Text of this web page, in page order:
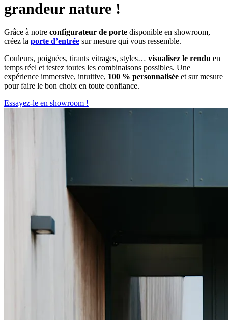
grandeur nature !
Grâce à notre configurateur de porte disponible en showroom,
créez la porte d’entrée sur mesure qui vous ressemble.
Couleurs, poignées, tirants vitrages, styles… visualisez le rendu en
temps réel et testez toutes les combinaisons possibles. Une
expérience immersive, intuitive, 100 % personnalisée et sur mesure
pour faire le bon choix en toute confiance.
Essayez-le en showroom !